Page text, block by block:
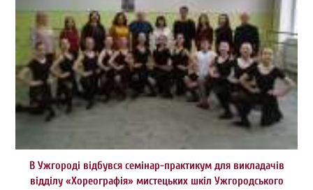
В Ужгороді відбувся семінар-практикум для викладачів
відділу «Хореографія» мистецьких шкіл Ужгородського